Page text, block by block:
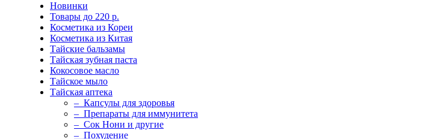
Новинки
Товары до 220 р.
Косметика из Кореи
Косметика из Китая
Тайские бальзамы
Тайская зубная паста
Кокосовое масло
Тайское мыло
Тайская аптека
– Капсулы для здоровья
– Препараты для иммунитета
– Сок Нони и другие
– Похудение